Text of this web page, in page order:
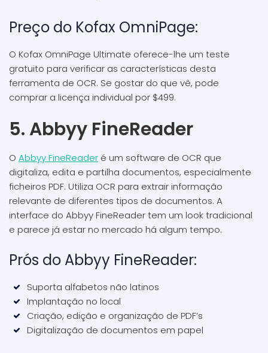
Preço do Kofax OmniPage:
O Kofax OmniPage Ultimate oferece-lhe um teste
gratuito para verificar as características desta
ferramenta de OCR. Se gostar do que vê, pode
comprar a licença individual por $499.
5. Abbyy FineReader
O Abbyy FineReader é um software de OCR que
digitaliza, edita e partilha documentos, especialmente
ficheiros PDF. Utiliza OCR para extrair informação
relevante de diferentes tipos de documentos. A
interface do Abbyy FineReader tem um look tradicional
e parece já estar no mercado há algum tempo.
Prós do Abbyy FineReader:
Suporta alfabetos não latinos
Implantação no local
Criação, edição e organização de PDF’s
Digitalização de documentos em papel